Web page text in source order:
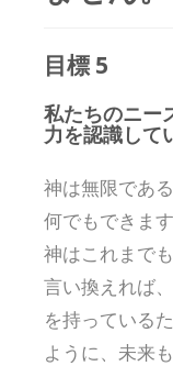
目標 5
私たちのニー
力を認識して
神は無限であ
何でもできま
神はこれまで
言い換えれば
を持っている
ように、未来